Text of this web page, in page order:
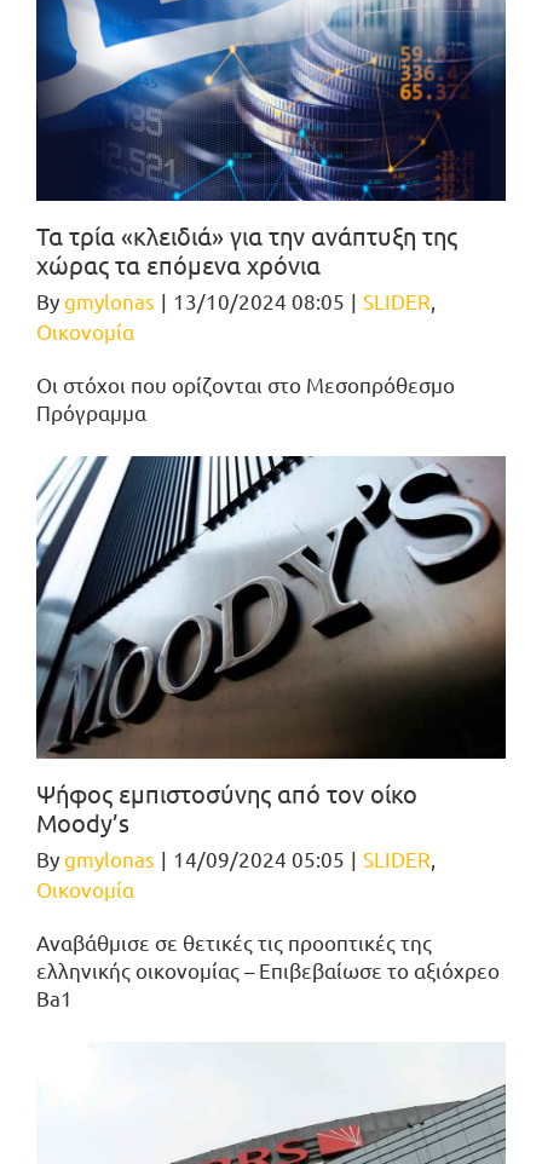
Τα τρία «κλειδιά» για την ανάπτυξη της
χώρας τα επόμενα χρόνια
Bygmylonas | 13/10/2024 08:05 | SLIDER,
Οικονομία
Οι στόχοι που ορίζονται στο Μεσοπρόθεσμο
Πρόγραμμα
Ψήφος εμπιστοσύνης από τον οίκο
Moody’s
Bygmylonas | 14/09/2024 05:05 | SLIDER,
Οικονομία
Αναβάθμισε σε θετικές τις προοπτικές της
ελληνικής οικονομίας – Επιβεβαίωσε το αξιόχρεο
Ba1